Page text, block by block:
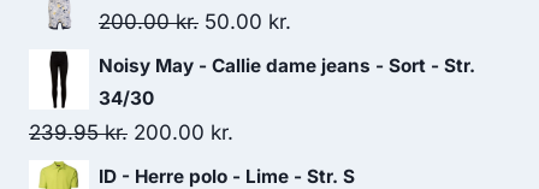
was:
200.00kr. Original
price
200.00 kr..
50.00 kr.
price
Noisy May - Callie dame jeans - Sort - Str.
34/30
239.95kr. Original
price
200.00 kr.
price
ID - Herre polo - Lime - Str. S